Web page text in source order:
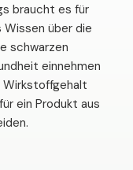
braucht es für
über die
schwarzen
einnehmen
ein Produkt aus